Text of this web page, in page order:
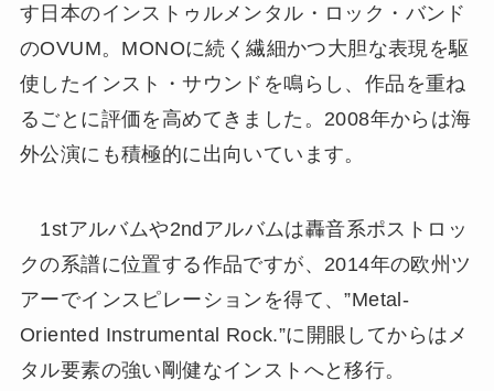
す日本のインストゥルメンタル・ロック・バンド
のOVUM。MONOに続く繊細かつ大胆な表現を駆
使したインスト・サウンドを鳴らし、作品を重ね
るごとに評価を高めてきました。2008年からは海
外公演にも積極的に出向いています。
1stアルバムや2ndアルバムは轟音系ポストロッ
クの系譜に位置する作品ですが、2014年の欧州ツ
アーでインスピレーションを得て、”Metal-
Oriented Instrumental Rock.”に開眼してからはメ
タル要素の強い剛健なインストへと移行。